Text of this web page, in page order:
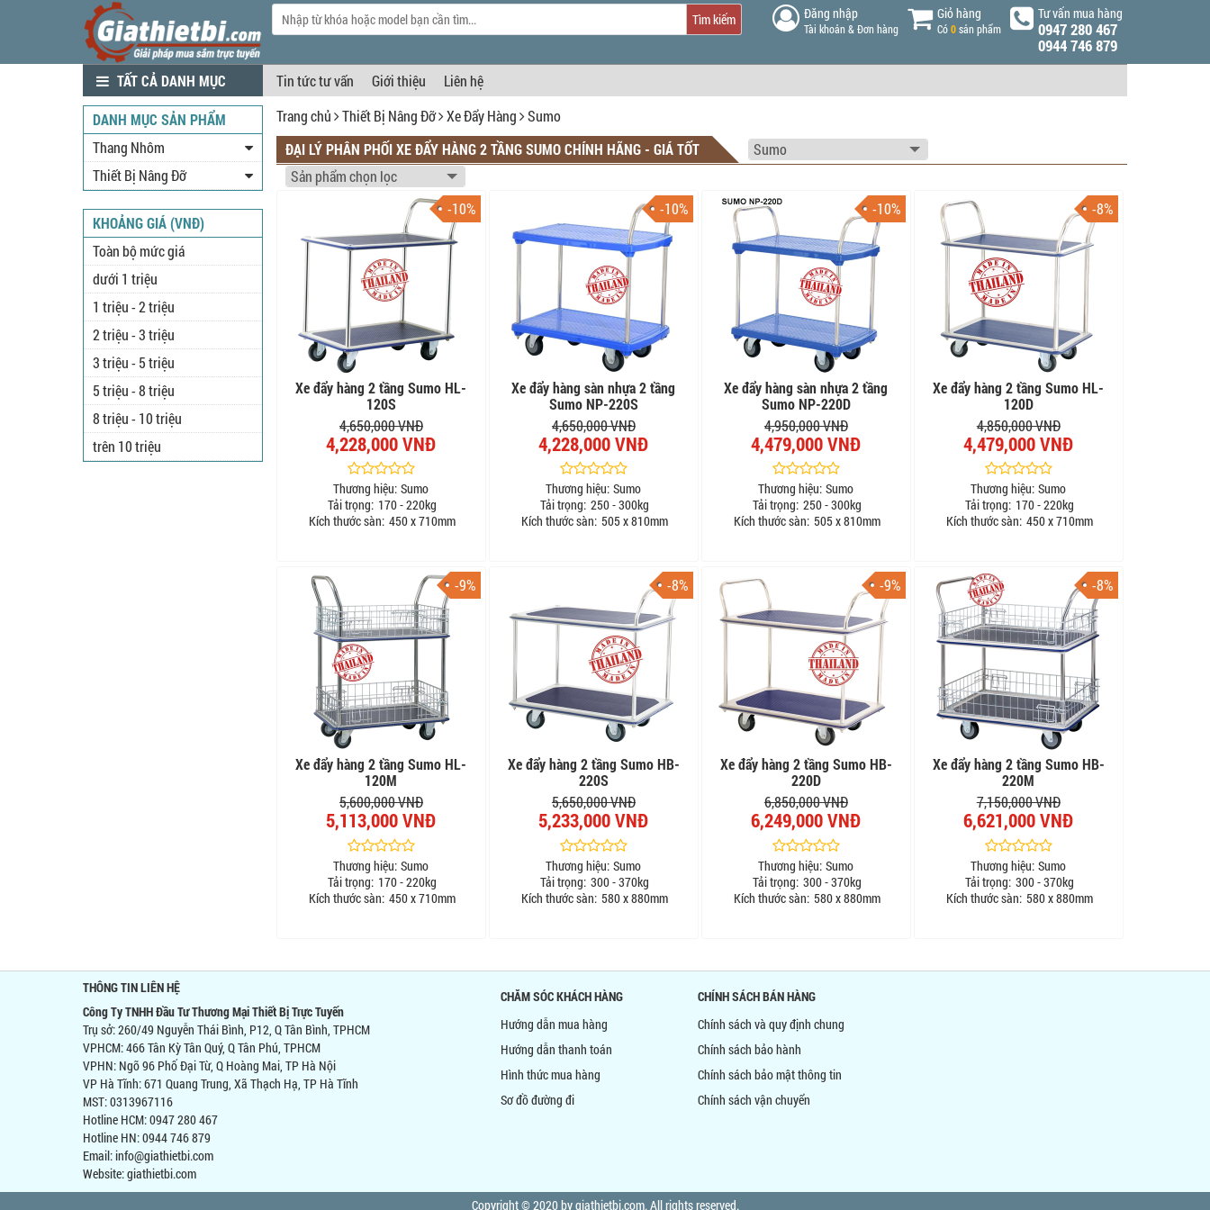
Tìm kiếm Đăng nhập
Tài khoản & Đơn hàng
Giỏ hàng
Có0sản phẩm
Tư vấn mua hàng
0947 280 467
0944 746 879
TẤT CẢ DANH MỤC Tin tức tư vấn Giới thiệu
Liên hệ
Trang chủ
Thiết Bị Nâng Đỡ Xe Đẩy Hàng
Sumo
ĐẠI LÝ PHÂN PHỐI XE ĐẨY HÀNG 2 TẦNG SUMO CHÍNH HÃNG - GIÁ TỐT
-10%
Xe đẩy hàng 2 tầng Sumo HL-
120S
4,650,000 VNĐ
4,228,000 VNĐ
Thương hiệu: Sumo
Tải trọng: 170 - 220kg
Kích thước sàn: 450 x 710mm
-10%
Xe đẩy hàng sàn nhựa 2 tầng
Sumo NP-220S
4,650,000 VNĐ
4,228,000 VNĐ
Thương hiệu: Sumo
Tải trọng: 250 - 300kg
Kích thước sàn: 505 x 810mm
-10%
Xe đẩy hàng sàn nhựa 2 tầng
Sumo NP-220D
4,950,000 VNĐ
4,479,000 VNĐ
Thương hiệu: Sumo
Tải trọng: 250 - 300kg
Kích thước sàn: 505 x 810mm
-8%
Xe đẩy hàng 2 tầng Sumo HL-
120D
4,850,000 VNĐ
4,479,000 VNĐ
Thương hiệu: Sumo
Tải trọng: 170 - 220kg
Kích thước sàn: 450 x 710mm
-9%
Xe đẩy hàng 2 tầng Sumo HL-
120M
5,600,000 VNĐ
5,113,000 VNĐ
Thương hiệu: Sumo
Tải trọng: 170 - 220kg
Kích thước sàn: 450 x 710mm
-8%
Xe đẩy hàng 2 tầng Sumo HB-
220S
5,650,000 VNĐ
5,233,000 VNĐ
Thương hiệu: Sumo
Tải trọng: 300 - 370kg
Kích thước sàn: 580 x 880mm
-9%
Xe đẩy hàng 2 tầng Sumo HB-
220D
6,850,000 VNĐ
6,249,000 VNĐ
Thương hiệu: Sumo
Tải trọng: 300 - 370kg
Kích thước sàn: 580 x 880mm
-8%
Xe đẩy hàng 2 tầng Sumo HB-
220M
7,150,000 VNĐ
6,621,000 VNĐ
Thương hiệu: Sumo
Tải trọng: 300 - 370kg
Kích thước sàn: 580 x 880mm
DANH MỤC SẢN PHẨM
Thang Nhôm
Thiết Bị Nâng Đỡ
KHOẢNG GIÁ (VNĐ)
Toàn bộ mức giá
dưới 1 triệu
1 triệu - 2 triệu
2 triệu - 3 triệu
3 triệu - 5 triệu
5 triệu - 8 triệu
8 triệu - 10 triệu
trên 10 triệu
THÔNG TIN LIÊN HỆ
Công Ty TNHH Đầu Tư Thương Mại Thiết Bị Trực Tuyến
Trụ sở: 260/49 Nguyễn Thái Bình, P12, Q Tân Bình, TPHCM
VPHCM: 466 Tân Kỳ Tân Quý, Q Tân Phú, TPHCM
VPHN: Ngõ 96 Phố Đại Từ, Q Hoàng Mai, TP Hà Nội
VP Hà Tĩnh: 671 Quang Trung, Xã Thạch Hạ, TP Hà Tĩnh
MST: 0313967116
Hotline HCM: 0947 280 467
Hotline HN: 0944 746 879
Email: info@giathietbi.com
Website:giathietbi.com
CHĂM SÓC KHÁCH HÀNG
Hướng dẫn mua hàng
Hướng dẫn thanh toán
Hình thức mua hàng
Sơ đồ đường đi
CHÍNH SÁCH BÁN HÀNG
Chính sách và quy định chung
Chính sách bảo hành
Chính sách bảo mật thông tin
Chính sách vận chuyển
Copyright © 2020 by giathietbi.com. All rights reserved.